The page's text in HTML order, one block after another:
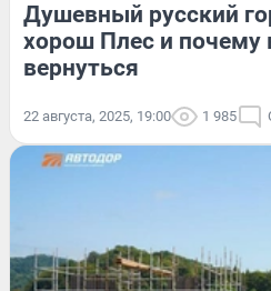
Душевный русский
хорош Плес и почему
вернуться
22 августа, 2025, 19:00 1 985